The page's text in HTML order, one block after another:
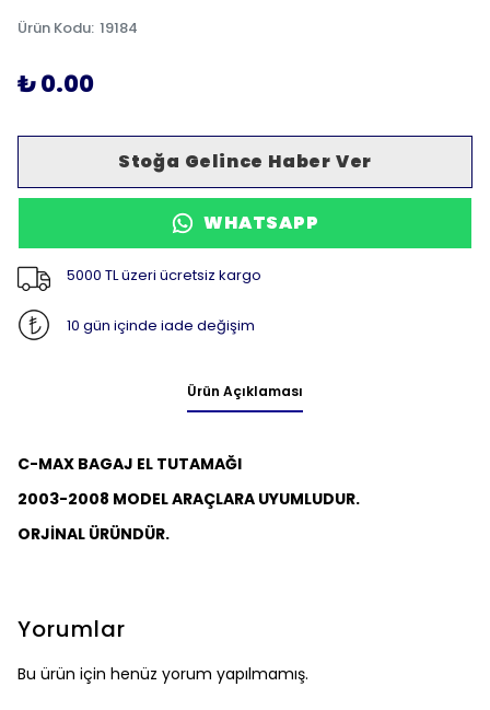
Ürün Kodu: 19184
₺ 0.00
Stoğa Gelince Haber Ver
WHATSAPP
5000 TL üzeri ücretsiz kargo
10 gün içinde iade değişim
Ürün Açıklaması
C-MAX BAGAJ EL TUTAMAĞI
2003-2008 MODEL ARAÇLARA UYUMLUDUR.
ORJİNAL ÜRÜNDÜR.
Yorumlar
Bu ürün için henüz yorum yapılmamış.